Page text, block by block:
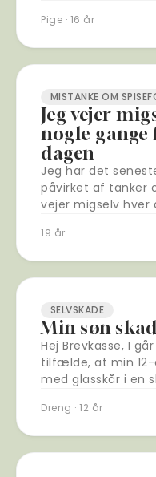
Pige · 16 år
MISTANKE OM
Jeg vejer
nogle gange
dagen
Jeg har det
påvirket af tanker
vejer migselv hver
19 år
SELVSKADE
Min søn
Hej Brevkasse, I
tilfælde, at min
med glasskår i en
Dreng · 12 år